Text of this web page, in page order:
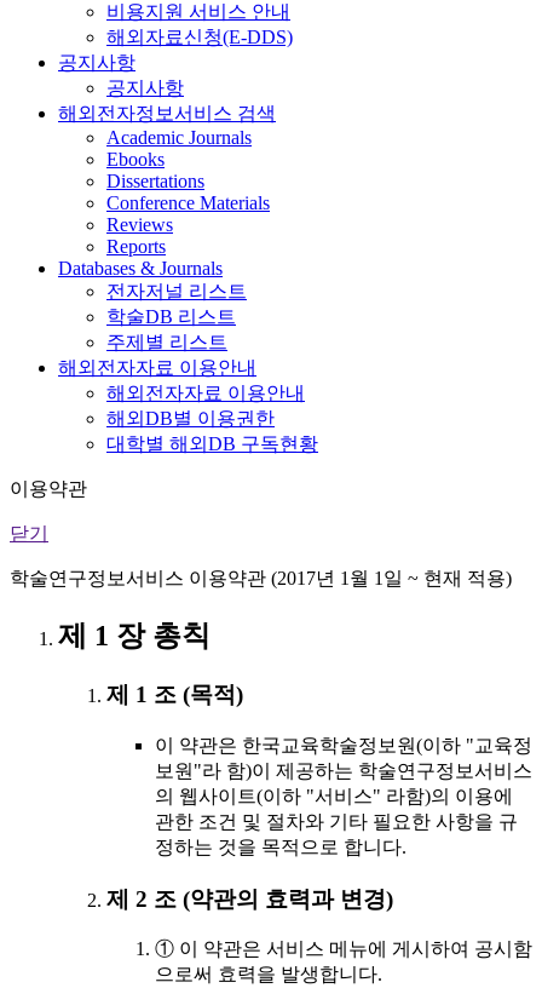
비용지원 서비스 안내
해외자료신청(E-DDS)
공지사항
공지사항
해외전자정보서비스 검색
Academic Journals
Ebooks
Dissertations
Conference Materials
Reviews
Reports
Databases & Journals
전자저널 리스트
학술DB 리스트
주제별 리스트
해외전자자료 이용안내
해외전자자료 이용안내
해외DB별 이용권한
대학별 해외DB 구독현황
이용약관
닫기
학술연구정보서비스 이용약관 (2017년 1월 1일 ~ 현재 적용)
제 1 장 총칙
제 1 조 (목적)
이 약관은 한국교육학술정보원(이하 "교육정
보원"라 함)이 제공하는 학술연구정보서비스
의 웹사이트(이하 "서비스" 라함)의 이용에
관한 조건 및 절차와 기타 필요한 사항을 규
정하는 것을 목적으로 합니다.
제 2 조 (약관의 효력과 변경)
① 이 약관은 서비스 메뉴에 게시하여 공시함
으로써 효력을 발생합니다.